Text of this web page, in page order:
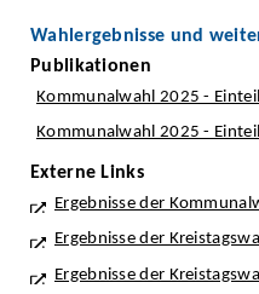
Wahlergebnisse und
Publikationen
Kommunalwahl 2025 -
Kommunalwahl 2025 -
Externe Links
Ergebnisse der
Ergebnisse der
Ergebnisse der